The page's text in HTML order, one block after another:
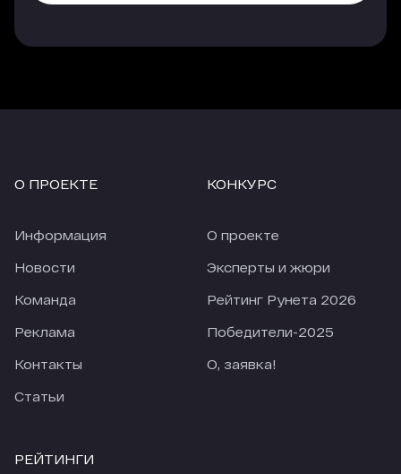
перед карантином). По отдельным источникам
снизилось только на 18,28%. В текущих реалиях
это просто прекрасный показатель.
О ПРОЕКТЕ
Информация
Новости
Команда
Реклама
Контакты
Статьи
РЕЙТИНГИ
КОНКУРС
О проекте
Эксперты и жюри
Рейтинг Рунета 2026
Победители-2025
О, заявка!